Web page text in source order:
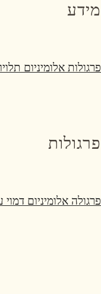
מידע
פרגולות אלומיניום
פרגולות
פרגולה אלומיניום דמוי